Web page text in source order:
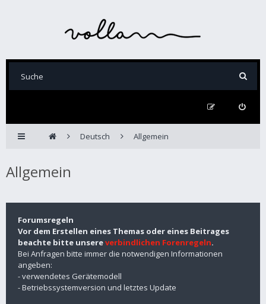
Deutsch Allgemein
Allgemein
Forumsregeln
Vor dem Erstellen eines Themas oder eines Beitrages
beachte bitte unsereverbindlichen Forenregeln.
Bei Anfragen bitte immer die notwendigen Informationen
angeben:
- verwendetes Gerätemodell
- Betriebssystemversion und letztes Update